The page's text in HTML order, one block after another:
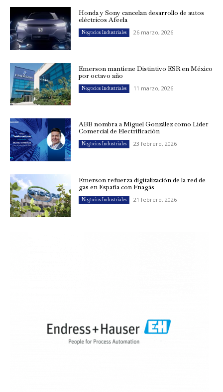
Honda y Sony cancelan desarrollo de autos
eléctricos Afeela
Negocios Industriales 26 marzo, 2026
Emerson mantiene Distintivo ESR en México
por octavo año
Negocios Industriales 11 marzo, 2026
ABB nombra a Miguel González como Líder
Comercial de Electrificación
Negocios Industriales 23 febrero, 2026
Emerson refuerza digitalización de la red de
gas en España con Enagás
Negocios Industriales 21 febrero, 2026